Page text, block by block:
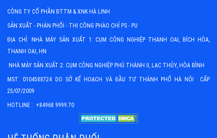
CÔNG TY CỔ PHẦN ĐTTM & XNK HÀ LINH
SẢN XUẤT - PHÂN PHỐI - THI CÔNG PHÀO CHỈ PS - PU
ĐỊA CHỈ: NHÀ MÁY SẢN XUẤT 1: CỤM CÔNG NGHIỆP THANH OAI, BÍCH HÒA,
THANH OAI, HN
NHÀ MÁY SẢN XUẤT 2: CỤM CÔNG NGHIỆP PHÚ THÀNH II, LẠC THỦY, HÒA BÌNH
MST: 0104588724 DO SỞ KẾ HOẠCH VÀ ĐẦU TƯ THÀNH PHỐ HÀ NỘI CẤP
25/07/2009
HOTLINE : +84968.9999.70